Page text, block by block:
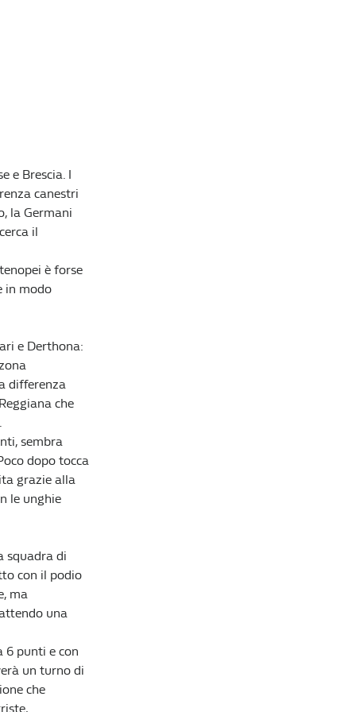
e Brescia. I
canestri
la Germani
il
è forse
in modo
e Derthona:
differenza
che
sembra
dopo tocca
grazie alla
le unghie
squadra di
con il podio
ma
una
6 punti e con
un turno di
che